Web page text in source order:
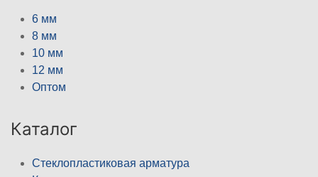
6 мм
8 мм
10 мм
12 мм
Оптом
Каталог
Стеклопластиковая арматура